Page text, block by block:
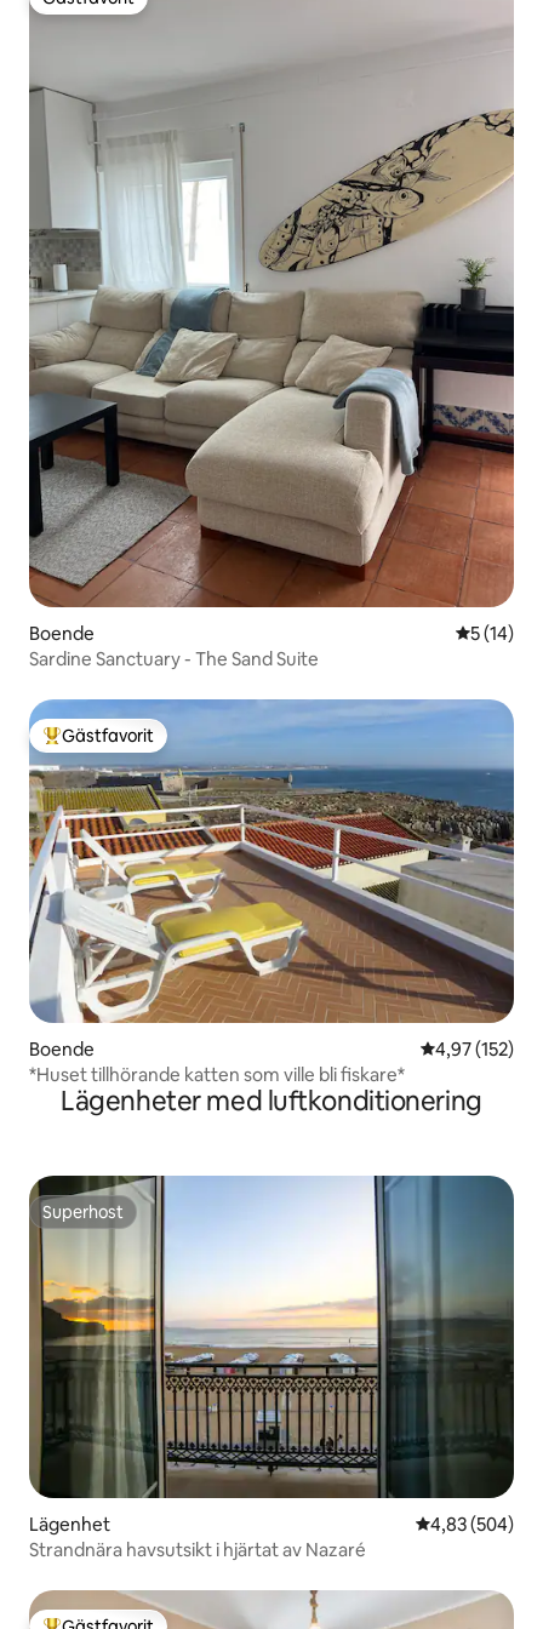
Gästfavorit
Boende 5 av 5 i
5 (14)
Sardine Sanctuary - The Sand Suite
Populär gästfavorit
Gästfavorit
Boende 4,97 av 5 i
4,97 (152)
*Huset tillhörande katten som ville bli fiskare*
Lägenheter med luftkonditionering
Superhost
Superhost
Lägenhet 4,83 av 5 i
4,83 (504)
Strandnära havsutsikt i hjärtat av Nazaré